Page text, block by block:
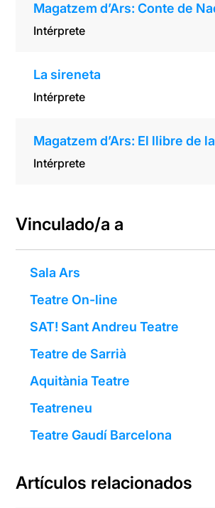
Magatzem d’Ars: Conte de
Intérprete
La sireneta
Intérprete
Magatzem d’Ars: El llibre de
Intérprete
Vinculado/a a
Sala Ars
Teatre On-line
SAT! Sant Andreu Teatre
Teatre de Sarrià
Aquitània Teatre
Teatreneu
Teatre Gaudí Barcelona
Artículos relacionados